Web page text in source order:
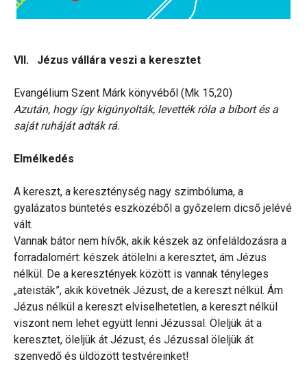
VII. Jézus vállára veszi a keresztet
Evangélium Szent Márk könyvéből (Mk 15,20)
Azután, hogy így kigúnyolták, levették róla a bíbort és a
saját ruháját adták rá.
Elmélkedés
A kereszt, a kereszténység nagy szimbóluma, a
gyalázatos büntetés eszközéből a győzelem dicső jelévé
vált.
Vannak bátor nem hívők, akik készek az önfeláldozásra a
forradalomért: készek átölelni a keresztet, ám Jézus
nélkül. De a keresztények között is vannak tényleges
„ateisták”, akik követnék Jézust, de a kereszt nélkül. Ám
Jézus nélkül a kereszt elviselhetetlen, a kereszt nélkül
viszont nem lehet együtt lenni Jézussal. Öleljük át a
keresztet, öleljük át Jézust, és Jézussal öleljük át
szenvedő és üldözött testvéreinket!